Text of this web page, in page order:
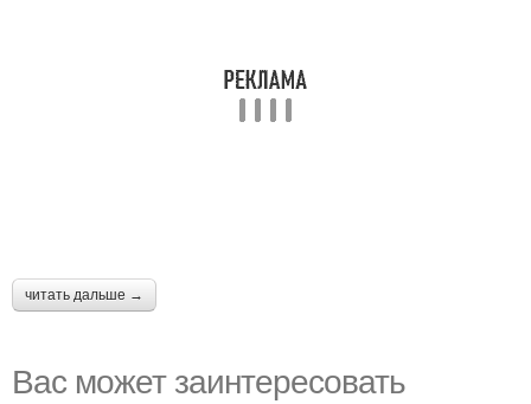
читать дальше →
Вас может заинтересовать